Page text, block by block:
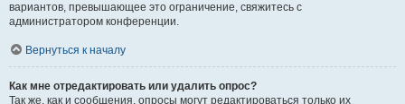
вариантов, превышающее это ограничение, свяжитесь с
администратором конференции.
Вернуться к началу
Как мне отредактировать или удалить опрос?
Так же, как и сообщения, опросы могут редактироваться только их